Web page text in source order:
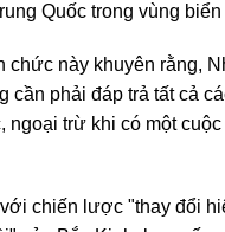
Quốc trong vùng
chức này khuyên rằng,
cần phải đáp trả tất cả
ngoại trừ khi có một
chiến lược "thay đổi